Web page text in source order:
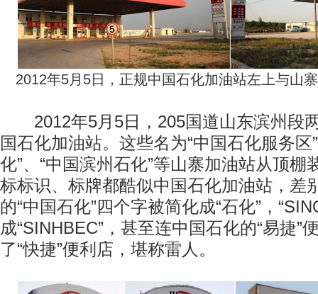
2012年5月5日，正规中国石化加油站左上与山
2012年5月5日，205国道山东滨州段
国石化加油站。这些名为“中国石化服务区
化”、“中国滨州石化”等山寨加油站从顶棚
标标识、标牌都酷似中国石化加油站，差
的“中国石化”四个字被简化成“石化”，
成“SINHBEC”，甚至连中国石化的“易捷”
了“快捷”便利店，堪称雷人。